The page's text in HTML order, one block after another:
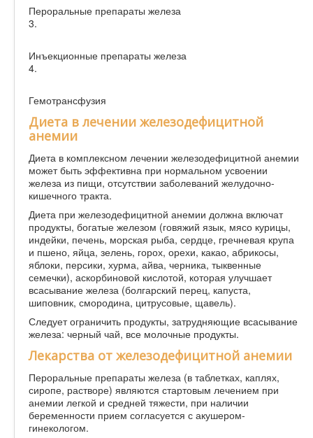
Пероральные препараты железа
3.
Инъекционные препараты железа
4.
Гемотрансфузия
Диета в лечении железодефицитной
анемии
Диета в комплексном лечении железодефицитной анемии
может быть эффективна при нормальном усвоении
железа из пищи, отсутствии заболеваний желудочно-
кишечного тракта.
Диета при железодефицитной анемии должна включат
продукты, богатые железом (говяжий язык, мясо курицы,
индейки, печень, морская рыба, сердце, гречневая крупа
и пшено, яйца, зелень, горох, орехи, какао, абрикосы,
яблоки, персики, хурма, айва, черника, тыквенные
семечки), аскорбиновой кислотой, которая улучшает
всасывание железа (болгарский перец, капуста,
шиповник, смородина, цитрусовые, щавель).
Следует ограничить продукты, затрудняющие всасывание
железа: черный чай, все молочные продукты.
Лекарства от железодефицитной анемии
Пероральные препараты железа (в таблетках, каплях,
сиропе, растворе) являются стартовым лечением при
анемии легкой и средней тяжести, при наличии
беременности прием согласуется с акушером-
гинекологом.